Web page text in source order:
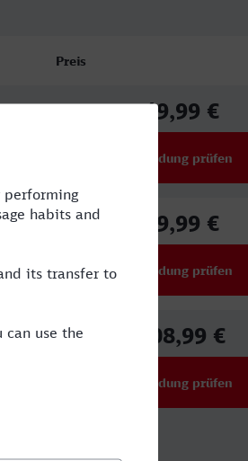
Preis
49,99 €
Verbindung prüfen
59,99 €
Verbindung prüfen
108,99 €
Verbindung prüfen